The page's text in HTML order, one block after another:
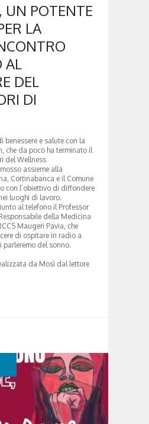
UN POTENTE
LA
AL
DEL
DI
benessere e salute con la
che da poco ha terminato il
del Wellness
assieme alla
Cortinabanca e il Comune
con l’obiettivo di diffondere
luoghi di lavoro.
al telefono il Professor
della Medicina
Maugeri Pavia, che
di ospitare in radio a
parleremo del sonno.
da Mosì dal lettore